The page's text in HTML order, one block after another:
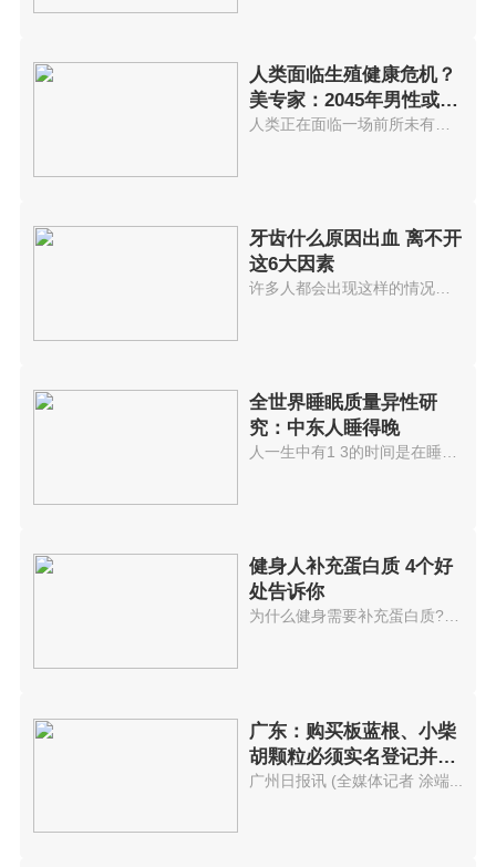
人类面临生殖健康危机？
美专家：2045年男性或
将“绝精”
牙齿什么原因出血 离不开
这6大因素
许多人都会出现这样的情况：在刷...
全世界睡眠质量异性研
究：中东人睡得晚
人一生中有1 3的时间是在睡眠中...
健身人补充蛋白质 4个好
处告诉你
为什么健身需要补充蛋白质?4个好...
广东：购买板蓝根、小柴
胡颗粒必须实名登记并及
时上报
广州日报讯 (全媒体记者 涂端...